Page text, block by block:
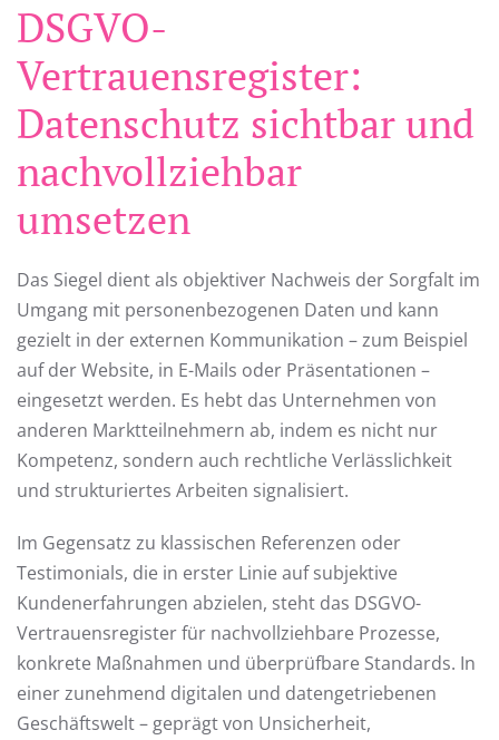
DSGVO-
Vertrauensregister:
Datenschutz sichtbar und
nachvollziehbar
umsetzen
Das Siegel dient als objektiver Nachweis der Sorgfalt im
Umgang mit personenbezogenen Daten und kann
gezielt in der externen Kommunikation – zum Beispiel
auf der Website, in E-Mails oder Präsentationen –
eingesetzt werden. Es hebt das Unternehmen von
anderen Marktteilnehmern ab, indem es nicht nur
Kompetenz, sondern auch rechtliche Verlässlichkeit
und strukturiertes Arbeiten signalisiert.
Im Gegensatz zu klassischen Referenzen oder
Testimonials, die in erster Linie auf subjektive
Kundenerfahrungen abzielen, steht das DSGVO-
Vertrauensregister für nachvollziehbare Prozesse,
konkrete Maßnahmen und überprüfbare Standards. In
einer zunehmend digitalen und datengetriebenen
Geschäftswelt – geprägt von Unsicherheit,